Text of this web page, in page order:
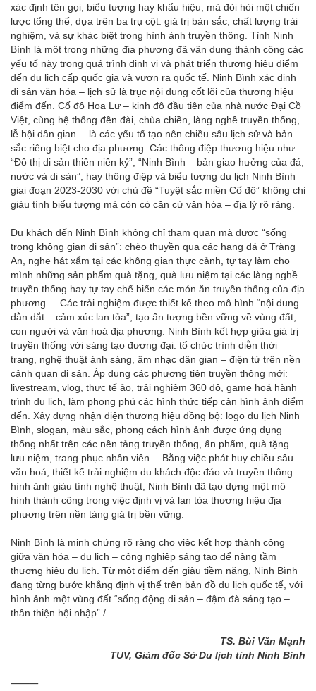
xác định tên gọi, biểu tượng hay khẩu hiệu, mà đòi hỏi một chiến
lược tổng thể, dựa trên ba trụ cột: giá trị bản sắc, chất lượng trải
nghiệm, và sự khác biệt trong hình ảnh truyền thông. Tỉnh Ninh
Bình là một trong những địa phương đã vận dụng thành công các
yếu tố này trong quá trình định vị và phát triển thương hiệu điểm
đến du lịch cấp quốc gia và vươn ra quốc tế. Ninh Bình xác định
di sản văn hóa – lịch sử là trục nội dung cốt lõi của thương hiệu
điểm đến. Cố đô Hoa Lư – kinh đô đầu tiên của nhà nước Đại Cồ
Việt, cùng hệ thống đền đài, chùa chiền, làng nghề truyền thống,
lễ hội dân gian… là các yếu tố tạo nên chiều sâu lịch sử và bản
sắc riêng biệt cho địa phương. Các thông điệp thương hiệu như
“Đô thị di sản thiên niên kỷ”, “Ninh Bình – bản giao hưởng của đá,
nước và di sản”, hay thông điệp và biểu tượng du lịch Ninh Bình
giai đoạn 2023-2030 với chủ đề “Tuyệt sắc miền Cố đô” không chỉ
giàu tính biểu tượng mà còn có căn cứ văn hóa – địa lý rõ ràng.
Du khách đến Ninh Bình không chỉ tham quan mà được “sống
trong không gian di sản”: chèo thuyền qua các hang đá ở Tràng
An, nghe hát xẩm tại các không gian thực cảnh, tự tay làm cho
mình những sản phẩm quà tặng, quà lưu niệm tại các làng nghề
truyền thống hay tự tay chế biến các món ăn truyền thống của địa
phương.... Các trải nghiệm được thiết kế theo mô hình “nội dung
dẫn dắt – cảm xúc lan tỏa”, tạo ấn tượng bền vững về vùng đất,
con người và văn hoá địa phương. Ninh Bình kết hợp giữa giá trị
truyền thống với sáng tạo đương đại: tổ chức trình diễn thời
trang, nghệ thuật ánh sáng, âm nhạc dân gian – điện tử trên nền
cảnh quan di sản. Áp dụng các phương tiện truyền thông mới:
livestream, vlog, thực tế ảo, trải nghiệm 360 độ, game hoá hành
trình du lịch, làm phong phú các hình thức tiếp cận hình ảnh điểm
đến. Xây dựng nhận diện thương hiệu đồng bộ: logo du lịch Ninh
Bình, slogan, màu sắc, phong cách hình ảnh được ứng dụng
thống nhất trên các nền tảng truyền thông, ấn phẩm, quà tặng
lưu niệm, trang phục nhân viên… Bằng việc phát huy chiều sâu
văn hoá, thiết kế trải nghiệm du khách độc đáo và truyền thông
hình ảnh giàu tính nghệ thuật, Ninh Bình đã tạo dựng một mô
hình thành công trong việc định vị và lan tỏa thương hiệu địa
phương trên nền tảng giá trị bền vững.
Ninh Bình là minh chứng rõ ràng cho việc kết hợp thành công
giữa văn hóa – du lịch – công nghiệp sáng tạo để nâng tầm
thương hiệu du lịch. Từ một điểm đến giàu tiềm năng, Ninh Bình
đang từng bước khẳng định vị thế trên bản đồ du lịch quốc tế, với
hình ảnh một vùng đất “sống động di sản – đậm đà sáng tạo –
thân thiện hội nhập”./.
TS. Bùi Văn Mạnh
TUV, Giám đốc Sở Du lịch tỉnh Ninh Bình
⸻